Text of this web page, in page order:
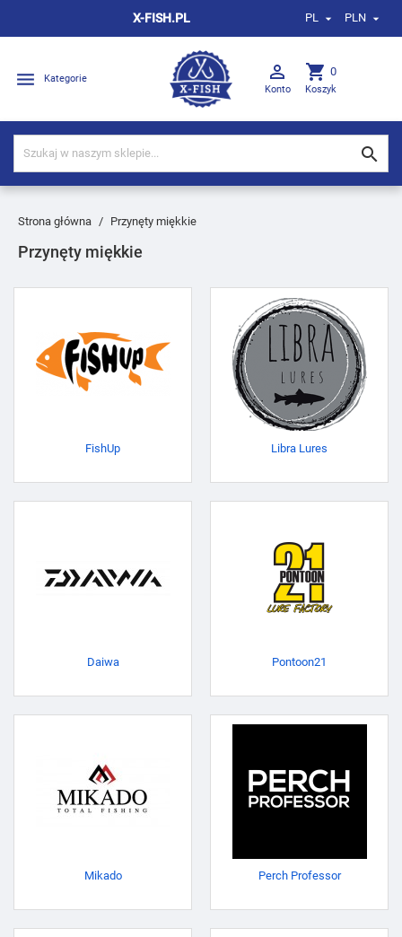
X-FISH.PL PL  PLN 
 Kategorie 
Konto
shopping_cart 0
Koszyk

Strona główna Przynęty miękkie
Przynęty miękkie
FishUp Libra Lures
Daiwa Pontoon21
Mikado Perch Professor